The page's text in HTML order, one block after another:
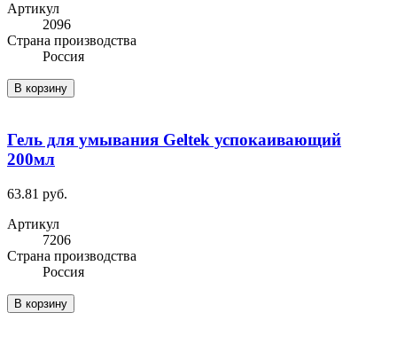
Артикул
2096
Cтрана производства
Россия
В корзину
Гель для умывания Geltek успокаивающий
200мл
63.81 руб.
Артикул
7206
Cтрана производства
Россия
В корзину